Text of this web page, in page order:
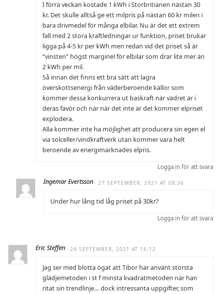
I förra veckan kostade 1 kWh i Storbritianen nästan 30
kr. Det skulle alltså ge ett milpris på nästan 60 kr milen i
bara drivmedel för många elbilar. Nu är det ett extrem
fall med 2 stora kraftledningar ur funktion, priset brukar
ligga på 4-5 kr per kWh men redan vid det priset så är
“vinsten” högst marginel för elbilar som drar lite mer än
2 kWh per mil.
Så innan det finns ett bra sätt att lagra
överskottsenergi från väderberoende källor som
kommer dessa konkurrera ut baskraft när vädret är i
deras favör och när när det inte är det kommer elpriset
explodera.
Alla kommer inte ha möjlighet att producera sin egen el
via solceller/vindkraftverk utan kommer vara helt
beroende av energimarknades elpris.
Logga in för att svara
Ingemar Evertsson 27 SEPTEMBER, 2021 AT 08:36
Under hur lång tid låg priset på 30kr?
Logga in för att svara
Eric Steffen 24 SEPTEMBER, 2021 AT 16:12
Jag ser med blotta ögat att Tibor har använt största
glädjemetoden i st f minsta kvadratmetoden när han
ritat sin trendlinje… dock intressanta uppgifter, som